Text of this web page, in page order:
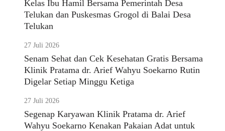
Kelas Ibu Hamil Bersama Pemerintah Desa
Telukan dan Puskesmas Grogol di Balai Desa
Telukan
27 Juli 2026
Senam Sehat dan Cek Kesehatan Gratis Bersama
Klinik Pratama dr. Arief Wahyu Soekarno Rutin
Digelar Setiap Minggu Ketiga
27 Juli 2026
Segenap Karyawan Klinik Pratama dr. Arief
Wahyu Soekarno Kenakan Pakaian Adat untuk